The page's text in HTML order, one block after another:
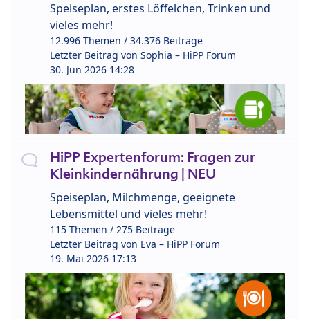
Speiseplan, erstes Löffelchen, Trinken und
vieles mehr!
12.996 Themen / 34.376 Beiträge
Letzter Beitrag von Sophia – HiPP Forum
30. Jun 2026 14:28
HiPP Expertenforum: Fragen zur
Kleinkindernährung | NEU
Speiseplan, Milchmenge, geeignete
Lebensmittel und vieles mehr!
115 Themen / 275 Beiträge
Letzter Beitrag von Eva – HiPP Forum
19. Mai 2026 17:13